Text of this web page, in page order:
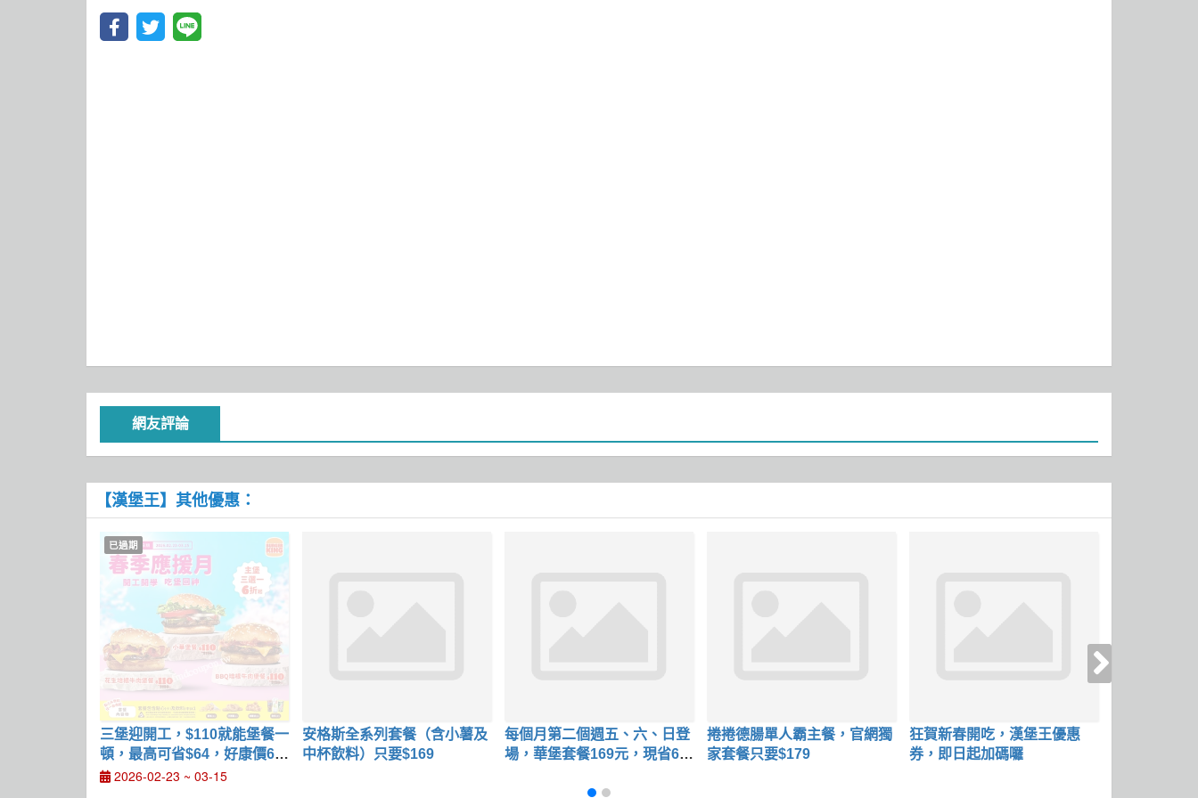
網友評論
【漢堡王】其他優惠：
已過期
三堡迎開工，$110就能堡餐一
頓，最高可省$64，好康價6折
起 2026-02-23 ~ 03-15
安格斯全系列套餐（含小薯及
中杯飲料）只要$169
每個月第二個週五、六、日登
場，華堡套餐169元，現省62
捲捲德腸單人霸主餐，官網獨
家套餐只要$179
狂賀新春開吃，漢堡王優惠
券，即日起加碼囉